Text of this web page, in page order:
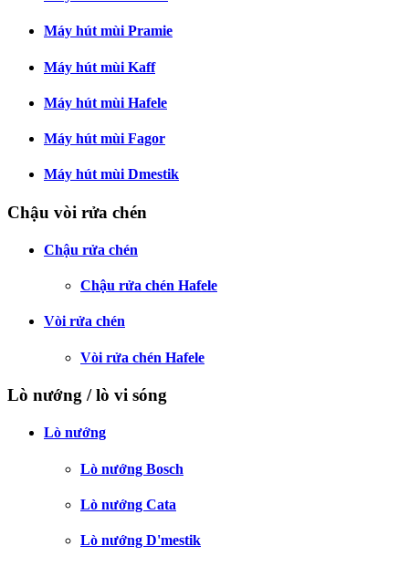
Máy hút mùi Pramie
Máy hút mùi Kaff
Máy hút mùi Hafele
Máy hút mùi Fagor
Máy hút mùi Dmestik
Chậu vòi rửa chén
Chậu rửa chén
Chậu rửa chén Hafele
Vòi rửa chén
Vòi rửa chén Hafele
Lò nướng / lò vi sóng
Lò nướng
Lò nướng Bosch
Lò nướng Cata
Lò nướng D'mestik